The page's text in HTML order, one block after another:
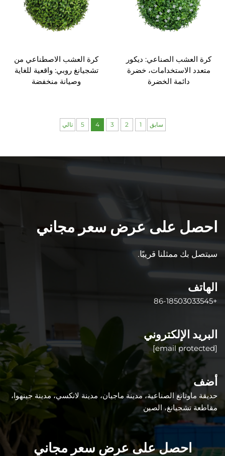
كرة العشب الصناعي: ديكور
متعدد الاستخدامات، خضرة
دائمة الخضرة
كرة العشب الاصطناعي من
تشجيانغ روبي: واقعية للغاية
وصيانة منخفضة
سابق 1
2
3
4
5 تالي
احصل على عرض سعر مجاني
سيتصل بك ممثلنا قريبًا.
الهاتف
+86-18503033545
البريد الإلكتروني
[email protected]
أضف
حديقة ماوتانغ الصناعية، مدينة ماجيان، مدينة لانكسي، مدينة جينهوا،
مقاطعة تشجيانغ، الصين
احصل على عرض سعر مجاني